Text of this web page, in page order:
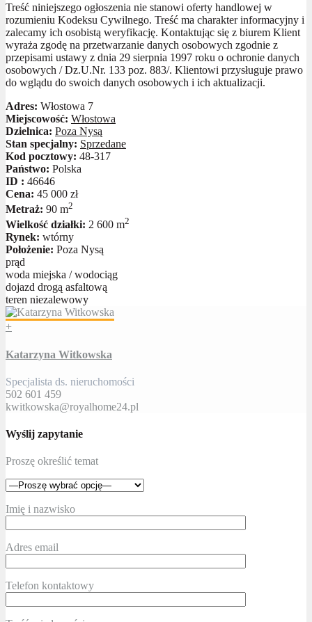
Treść niniejszego ogłoszenia nie stanowi oferty handlowej w
rozumieniu Kodeksu Cywilnego. Treść ma charakter informacyjny i
zalecamy ich osobistą weryfikację. Kontaktując się z biurem Klient
wyraża zgodę na przetwarzanie danych osobowych zgodnie z
przepisami ustawy z dnia 29 sierpnia 1997 roku o ochronie danych
osobowych / Dz.U.Nr. 133 poz. 883/. Klientowi przysługuje prawo
do wglądu do swoich danych osobowych i ich aktualizacji.
Adres: Włostowa 7
Miejscowość: Włostowa
Dzielnica: Poza Nysą
Stan specjalny: Sprzedane
Kod pocztowy: 48-317
Państwo: Polska
ID : 46646
Cena: 45 000 zł
Metraż: 90 m2
Wielkość działki: 2 600 m2
Rynek: wtórny
Położenie: Poza Nysą
prąd
woda miejska / wodociąg
dojazd drogą asfaltową
teren niezalewowy
+
Katarzyna Witkowska
Specjalista ds. nieruchomości
502 601 459
kwitkowska@royalhome24.pl
Wyślij zapytanie
Proszę określić temat
Imię i nazwisko
Adres email
Telefon kontaktowy